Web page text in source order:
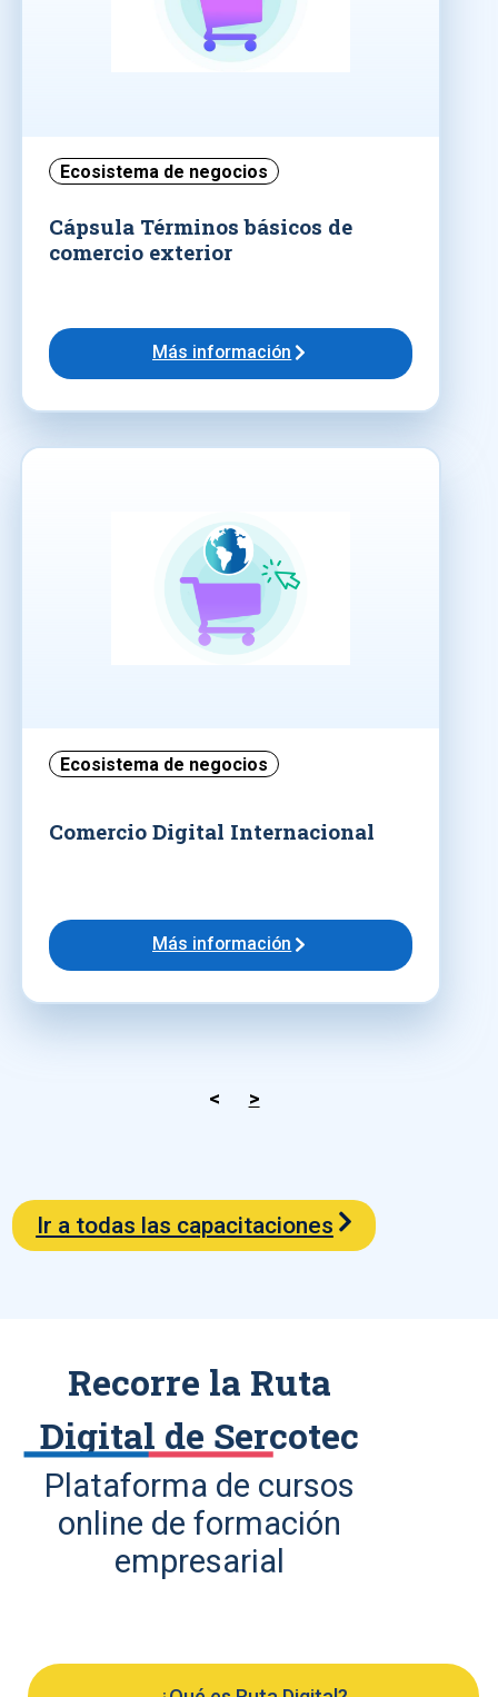
Ecosistema de negocios
Cápsula Términos básicos de
comercio exterior
Más información
Ecosistema de negocios
Comercio Digital Internacional
Más información
< >
Ir a todas las capacitaciones
Recorre la Ruta
Digital de Sercotec
Plataforma de cursos
online de formación
empresarial